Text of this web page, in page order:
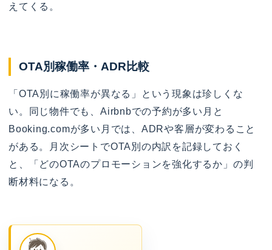
えてくる。
OTA別稼働率・ADR比較
「OTA別に稼働率が異なる」という現象は珍しくな
い。同じ物件でも、Airbnbでの予約が多い月と
Booking.comが多い月では、ADRや客層が変わること
がある。月次シートでOTA別の内訳を記録しておく
と、「どのOTAのプロモーションを強化するか」の判
断材料になる。